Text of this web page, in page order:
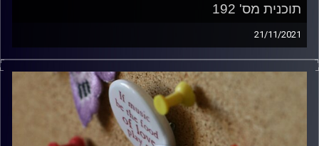
תוכנית מס' 192
21/11/2021
קלאסיקות רוק עם אורן הוף.
włodi